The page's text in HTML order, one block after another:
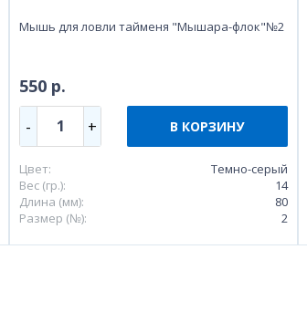
Мышь для ловли тайменя "Мышара-флок"№2
550 р.
- 1 + В КОРЗИНУ
Цвет:
Темно-серый
Вес (гр.):
14
Длина (мм):
80
Размер (№):
2